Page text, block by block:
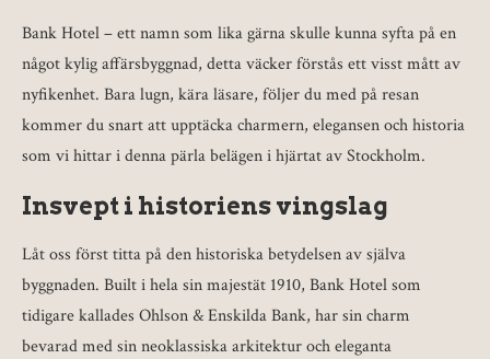
Bank Hotel – ett namn som lika gärna skulle kunna syfta på en
något kylig affärsbyggnad, detta väcker förstås ett visst mått av
nyfikenhet. Bara lugn, kära läsare, följer du med på resan
kommer du snart att upptäcka charmern, elegansen och historia
som vi hittar i denna pärla belägen i hjärtat av Stockholm.
Insvept i historiens vingslag
Låt oss först titta på den historiska betydelsen av själva
byggnaden. Built i hela sin majestät 1910, Bank Hotel som
tidigare kallades Ohlson & Enskilda Bank, har sin charm
bevarad med sin neoklassiska arkitektur och eleganta